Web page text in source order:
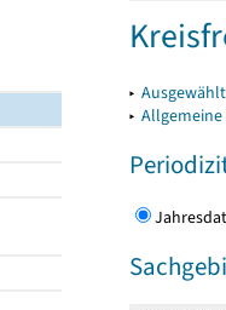
▸
▸